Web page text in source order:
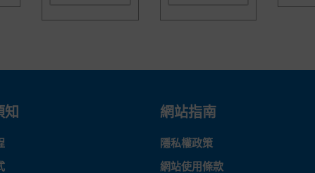
網站指南
隱私權政策
網站使用條款